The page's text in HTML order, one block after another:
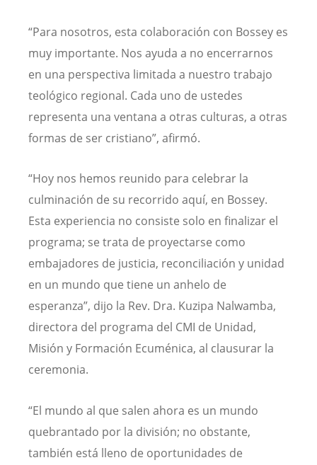
“Para nosotros, esta colaboración con Bossey es
muy importante. Nos ayuda a no encerrarnos
en una perspectiva limitada a nuestro trabajo
teológico regional. Cada uno de ustedes
representa una ventana a otras culturas, a otras
formas de ser cristiano”, afirmó.
“Hoy nos hemos reunido para celebrar la
culminación de su recorrido aquí, en Bossey.
Esta experiencia no consiste solo en finalizar el
programa; se trata de proyectarse como
embajadores de justicia, reconciliación y unidad
en un mundo que tiene un anhelo de
esperanza”, dijo la Rev. Dra. Kuzipa Nalwamba,
directora del programa del CMI de Unidad,
Misión y Formación Ecuménica, al clausurar la
ceremonia.
“El mundo al que salen ahora es un mundo
quebrantado por la división; no obstante,
también está lleno de oportunidades de